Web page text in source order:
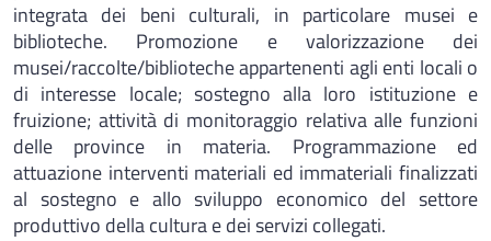
integrata dei beni culturali, in particolare musei e
biblioteche. Promozione e valorizzazione dei
musei/raccolte/biblioteche appartenenti agli enti locali o
di interesse locale; sostegno alla loro istituzione e
fruizione; attività di monitoraggio relativa alle funzioni
delle province in materia. Programmazione ed
attuazione interventi materiali ed immateriali finalizzati
al sostegno e allo sviluppo economico del settore
produttivo della cultura e dei servizi collegati.